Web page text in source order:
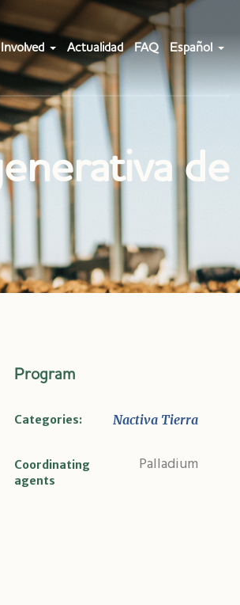
Actualidad FAQ Español
de
Program
Categories: Nactiva Tierra
Coordinating
agents
Palladium